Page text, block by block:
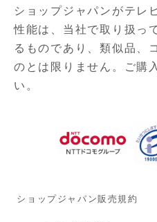
ショップジャパンがテレ
性能は、当社で取り扱っ
るものであり、類似品、
のとは限りません。ご購
い。
ショップジャパン販売規約